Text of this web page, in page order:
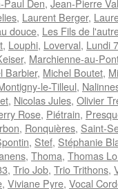
Paul Den, Jean-Pierre
, Laurent Berger,
douce, Les Fils de
, Louphi, Loverval, Lundi
, Marchienne-au-
Barbier, Michel Boutet,
le-Tilleul,
, Nicolas Jules, Olivier
Rose, Piétrain,
, Ronquières, Saint-
, Stef, Stéphanie
, Thoma, Thomas
, Trio Job, Trio Trithons,
, Viviane Pyre, Vocal